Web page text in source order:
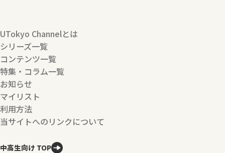
UTokyo Channelとは
シリーズ一覧
コンテンツ一覧
特集・コラム一覧
お知らせ
マイリスト
利用方法
当サイトへのリンクについて
中高生向け TOP